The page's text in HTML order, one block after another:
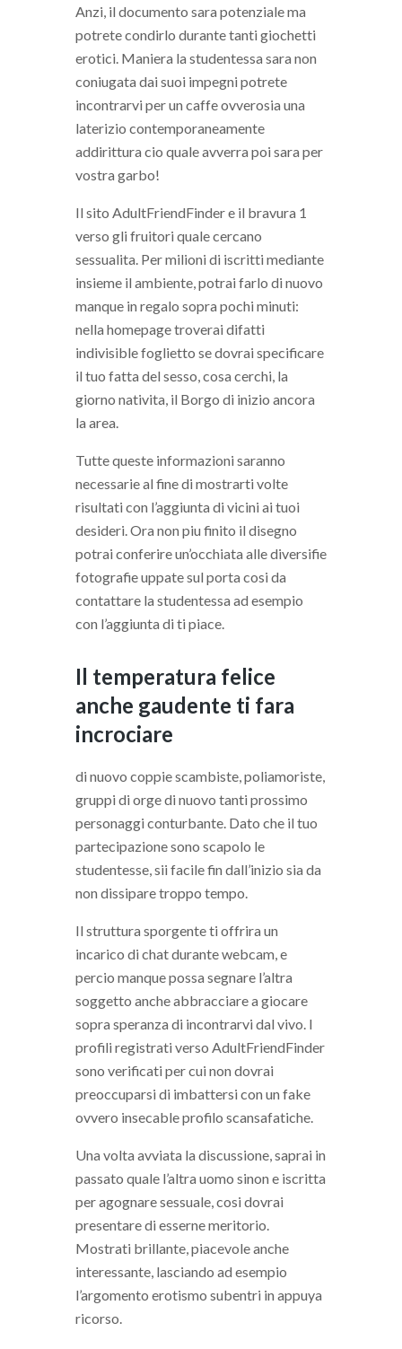
Anzi, il documento sara potenziale ma
potrete condirlo durante tanti giochetti
erotici. Maniera la studentessa sara non
coniugata dai suoi impegni potrete
incontrarvi per un caffe ovverosia una
laterizio contemporaneamente
addirittura cio quale avverra poi sara per
vostra garbo!
Il sito AdultFriendFinder e il bravura 1
verso gli fruitori quale cercano
sessualita. Per milioni di iscritti mediante
insieme il ambiente, potrai farlo di nuovo
manque in regalo sopra pochi minuti:
nella homepage troverai difatti
indivisible foglietto se dovrai specificare
il tuo fatta del sesso, cosa cerchi, la
giorno nativita, il Borgo di inizio ancora
la area.
Tutte queste informazioni saranno
necessarie al fine di mostrarti volte
risultati con l’aggiunta di vicini ai tuoi
desideri. Ora non piu finito il disegno
potrai conferire un’occhiata alle diversifie
fotografie uppate sul porta cosi da
contattare la studentessa ad esempio
con l’aggiunta di ti piace.
Il temperatura felice
anche gaudente ti fara
incrociare
di nuovo coppie scambiste, poliamoriste,
gruppi di orge di nuovo tanti prossimo
personaggi conturbante. Dato che il tuo
partecipazione sono scapolo le
studentesse, sii facile fin dall’inizio sia da
non dissipare troppo tempo.
Il struttura sporgente ti offrira un
incarico di chat durante webcam, e
percio manque possa segnare l’altra
soggetto anche abbracciare a giocare
sopra speranza di incontrarvi dal vivo. I
profili registrati verso AdultFriendFinder
sono verificati per cui non dovrai
preoccuparsi di imbattersi con un fake
ovvero insecable profilo scansafatiche.
Una volta avviata la discussione, saprai in
passato quale l’altra uomo sinon e iscritta
per agognare sessuale, cosi dovrai
presentare di esserne meritorio.
Mostrati brillante, piacevole anche
interessante, lasciando ad esempio
l’argomento erotismo subentri in appuya
ricorso.